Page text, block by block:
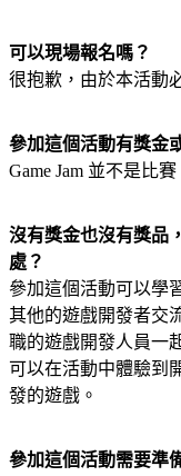
可以現場報名嗎？
很抱歉，由於本活動
參加這個活動有獎金
Game Jam 並不是比
沒有獎金也沒有獎品
處？
參加這個活動可以學
其他的遊戲開發者交
職的遊戲開發人員一
可以在活動中體驗到
發的遊戲。
參加這個活動需要準